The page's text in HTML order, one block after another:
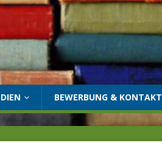
BEWERBUNG & KONTAKT